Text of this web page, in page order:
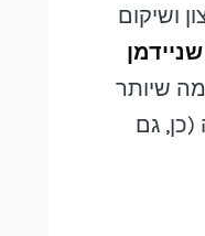
ושיקום
שיותר
גם